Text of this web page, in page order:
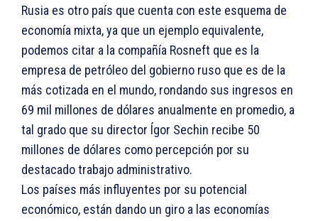
Rusia es otro país que cuenta con este esquema de
economía mixta, ya que un ejemplo equivalente,
podemos citar a la compañía Rosneft que es la
empresa de petróleo del gobierno ruso que es de la
más cotizada en el mundo, rondando sus ingresos en
69 mil millones de dólares anualmente en promedio, a
tal grado que su director Ígor Sechin recibe 50
millones de dólares como percepción por su
destacado trabajo administrativo.
Los países más influyentes por su potencial
económico, están dando un giro a las economías